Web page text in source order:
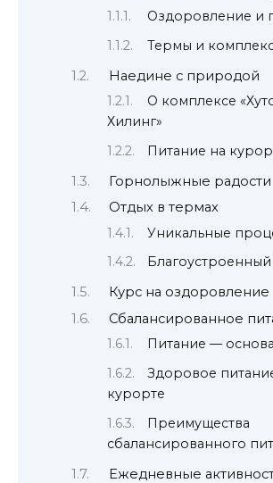
Оздоровление и
Термы и
Наедине с природой
О комплексе
Хилинг»
Питание на
Горнолыжные радости
Отдых в термах
Уникальные
Благоустроенный
Курс на оздоровление
Сбалансированное
Питание —
Здоровое
курорте
Преимущества
сбалансированного
Ежедневные